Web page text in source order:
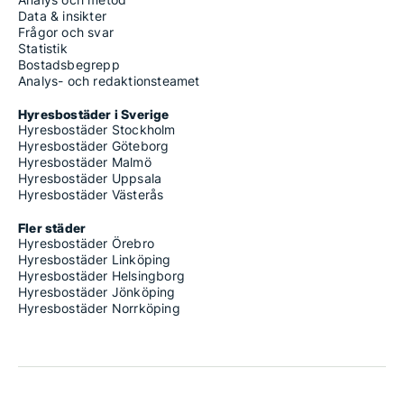
Data & insikter
Frågor och svar
Statistik
Bostadsbegrepp
Analys- och redaktionsteamet
Hyresbostäder i Sverige
Hyresbostäder Stockholm
Hyresbostäder Göteborg
Hyresbostäder Malmö
Hyresbostäder Uppsala
Hyresbostäder Västerås
Fler städer
Hyresbostäder Örebro
Hyresbostäder Linköping
Hyresbostäder Helsingborg
Hyresbostäder Jönköping
Hyresbostäder Norrköping